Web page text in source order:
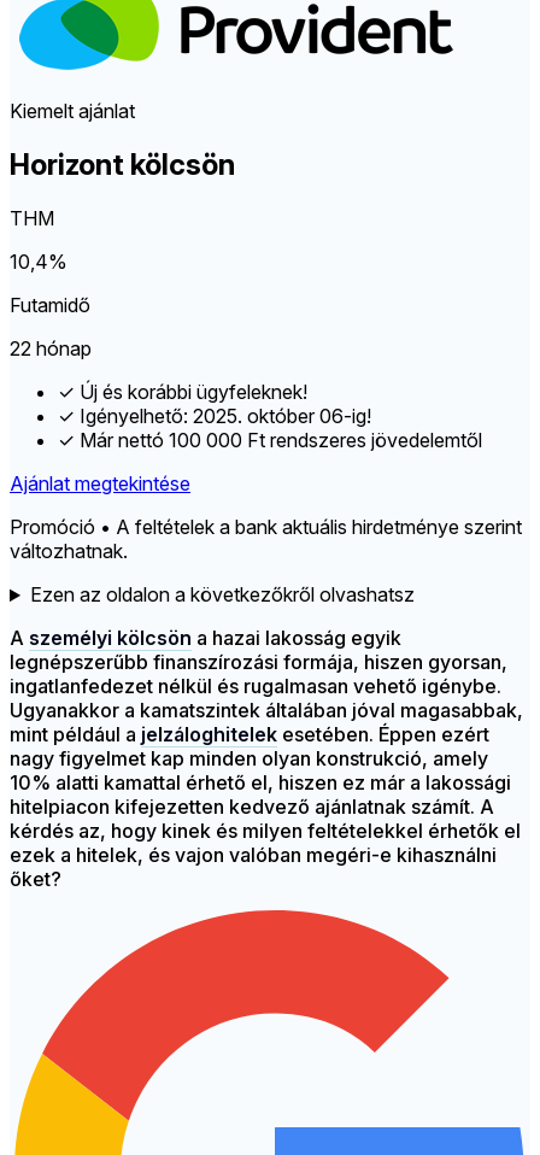
Kiemelt ajánlat
Horizont kölcsön
THM
10,4%
Futamidő
22 hónap
✓ Új és korábbi ügyfeleknek!
✓ Igényelhető: 2025. október 06-ig!
✓ Már nettó 100 000 Ft rendszeres jövedelemtől
Ajánlat megtekintése
Promóció • A feltételek a bank aktuális hirdetménye szerint
változhatnak.
Ezen az oldalon a következőkről olvashatsz
A személyi kölcsön a hazai lakosság egyik
legnépszerűbb finanszírozási formája, hiszen gyorsan,
ingatlanfedezet nélkül és rugalmasan vehető igénybe.
Ugyanakkor a kamatszintek általában jóval magasabbak,
mint például a jelzáloghitelek esetében. Éppen ezért
nagy figyelmet kap minden olyan konstrukció, amely
10% alatti kamattal érhető el, hiszen ez már a lakossági
hitelpiacon kifejezetten kedvező ajánlatnak számít. A
kérdés az, hogy kinek és milyen feltételekkel érhetők el
ezek a hitelek, és vajon valóban megéri-e kihasználni
őket?